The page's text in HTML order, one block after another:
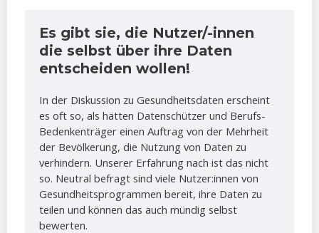
Es gibt sie, die Nutzer/-innen
die selbst über ihre Daten
entscheiden wollen!
In der Diskussion zu Gesundheitsdaten erscheint
es oft so, als hätten Datenschützer und Berufs-
Bedenkenträger einen Auftrag von der Mehrheit
der Bevölkerung, die Nutzung von Daten zu
verhindern. Unserer Erfahrung nach ist das nicht
so. Neutral befragt sind viele Nutzer:innen von
Gesundheitsprogrammen bereit, ihre Daten zu
teilen und können das auch mündig selbst
bewerten.